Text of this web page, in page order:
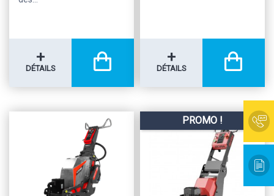
+
DÉTAILS
+
DÉTAILS
PROMO !